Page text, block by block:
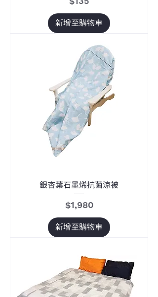
新增至購物車
銀杏葉石墨烯抗菌涼被
價格
$1,980
新增至購物車